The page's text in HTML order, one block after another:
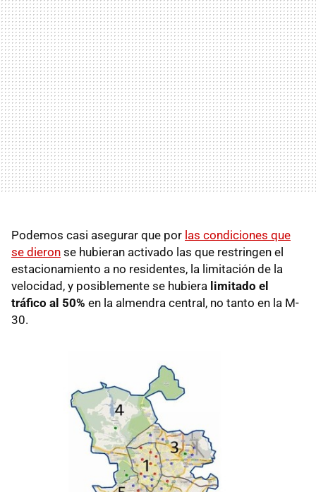
Podemos casi asegurar que por las condiciones que
se dieron se hubieran activado las que restringen el
estacionamiento a no residentes, la limitación de la
velocidad, y posiblemente se hubiera limitado el
tráfico al 50% en la almendra central, no tanto en la M-
30.